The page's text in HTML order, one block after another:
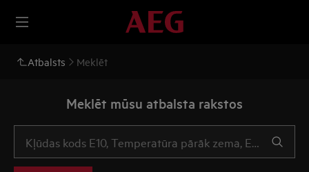
Atbalsts Meklēt
Meklēt mūsu atbalsta rakstos